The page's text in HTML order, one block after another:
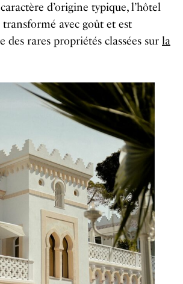
d’origine typique, l’hôtel
avec goût et est
des rares propriétés classées sur la